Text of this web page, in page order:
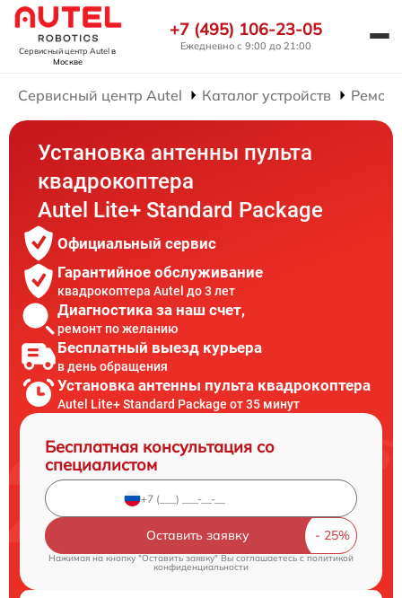
Сервисный центр Autelв
Москве
+7 (495) 106-23-05
Ежедневно с 9:00 до 21:00
Сервисный центр Autel Каталог устройств
Установка антенны пульта
квадрокоптера
Autel Lite+ Standard Package
Официальный сервис
Гарантийное обслуживание
квадрокоптера Autel до 3 лет
Диагностика за наш счет,
ремонт по желанию
Бесплатный выезд курьера
в день обращения
Установка антенны пульта квадрокоптера
Autel Lite+ Standard Package от 35 минут
Бесплатная консультация со
специалистом
Оставить заявку
Нажимая на кнопку "Оставить заявку" Вы соглашаетесь c политикой
конфиденциальности